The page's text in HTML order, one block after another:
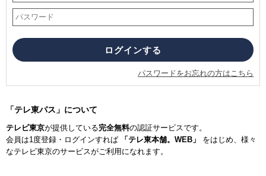
パスワードをお忘れの方はこちら
「テレ東パス」について
テレビ東京が提供している完全無料の認証サービスです。
会員は1度登録・ログインすれば
「テレ東本舗。WEB」 をはじめ、様々
なテレビ東京のサービスがご利用になれます。